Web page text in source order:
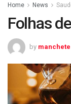
Home News
Folhas
by manchete